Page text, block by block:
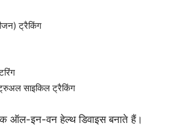
ट्रैकिंग
साइकिल ट्रैकिंग
ऑल-इन-वन हेल्थ डिवाइस बनाते हैं।